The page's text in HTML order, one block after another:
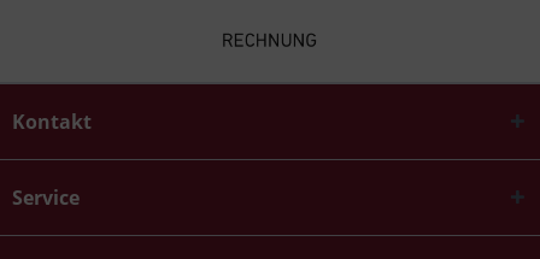
Kontakt
Service